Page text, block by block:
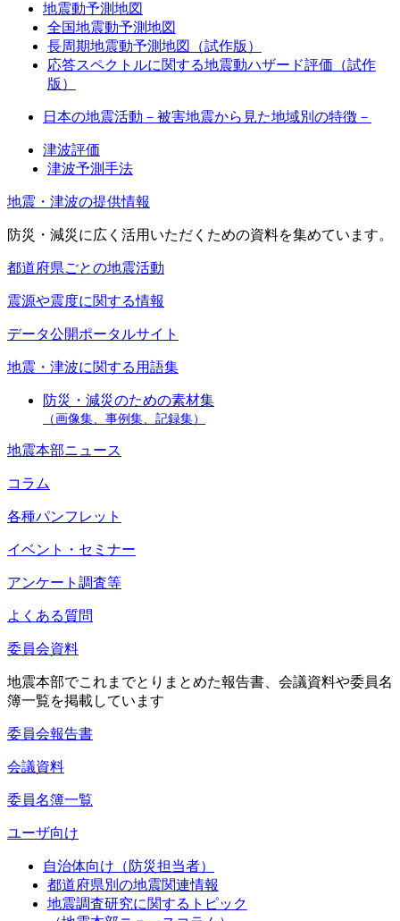
地震動予測地図
全国地震動予測地図
長周期地震動予測地図（試作版）
応答スペクトルに関する地震動ハザード評価（試作
版）
日本の地震活動－被害地震から見た地域別の特徴－
津波評価
津波予測手法
地震・津波の提供情報
防災・減災に広く活用いただくための資料を集めています。
都道府県ごとの地震活動
震源や震度に関する情報
データ公開ポータルサイト
地震・津波に関する用語集
防災・減災のための素材集
（画像集、事例集、記録集）
地震本部ニュース
コラム
各種パンフレット
イベント・セミナー
アンケート調査等
よくある質問
委員会資料
地震本部でこれまでとりまとめた報告書、会議資料や委員名
簿一覧を掲載しています
委員会報告書
会議資料
委員名簿一覧
ユーザ向け
自治体向け（防災担当者）
都道府県別の地震関連情報
地震調査研究に関するトピック